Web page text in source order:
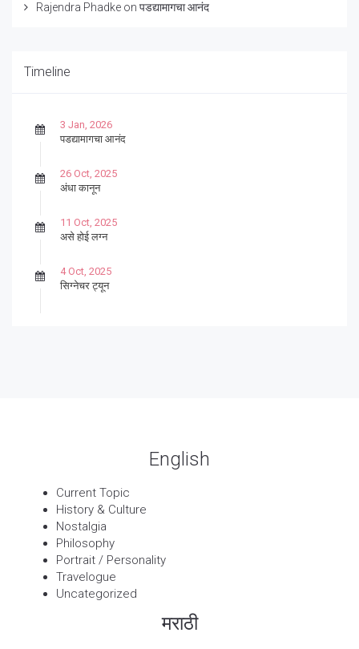
Rajendra Phadke on पडद्यामागचा आनंद
Timeline
3 Jan, 2026
पडद्यामागचा आनंद
26 Oct, 2025
अंधा कानून
11 Oct, 2025
असे होई लग्न
4 Oct, 2025
सिग्नेचर ट्यून
English
Current Topic
History & Culture
Nostalgia
Philosophy
Portrait / Personality
Travelogue
Uncategorized
मराठी